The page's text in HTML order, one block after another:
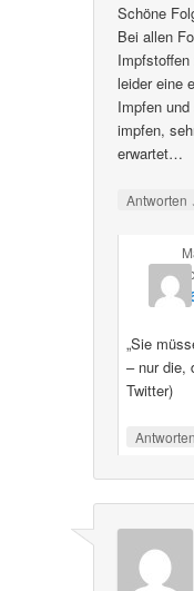
Schöne
Bei allen
leider eine
Impfen
impfen,
erwartet…
Antworten
„Sie
– nur die,
Twitter)
Antworten